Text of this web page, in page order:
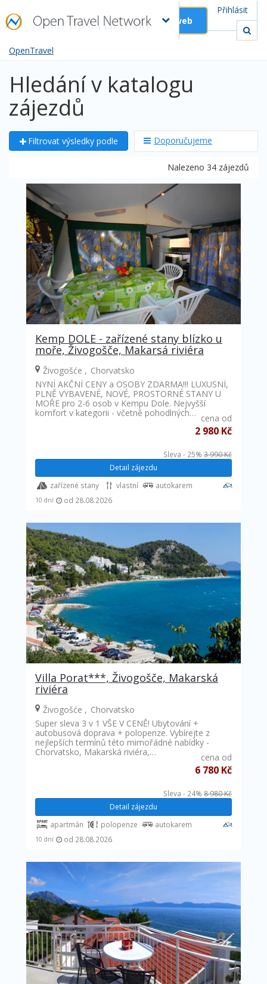
Přihlásit
Založit web
OpenTravel
Hledání v katalogu
zájezdů
Filtrovat výsledky podle Doporučujeme
Nalezeno 34 zájezdů
Kemp DOLE - zařízené stany blízko u
moře, Živogošče, Makarsá riviéra
Živogošće
Chorvatsko
NYNÍ AKČNÍ CENY a OSOBY ZDARMA!!! LUXUSNÍ,
PLNĚ VYBAVENÉ, NOVÉ, PROSTORNÉ STANY U
MOŘE pro 2-6 osob v Kempu Dole. Nejvyšší
komfort v kategorii - včetně pohodlných… cena od
2 980 Kč
Sleva - 25% 3 990 Kč
Detail zájezdu
zařízené stany vlastní
autokarem
od 28.08.2026
10 dní
Villa Porat***, Živogošče, Makarská
riviéra
Živogošće
Chorvatsko
Super sleva 3 v 1 VŠE V CENĚ! Ubytování +
autobusová doprava + polopenze. Vybírejte z
nejlepších termínů této mimořádné nabídky -
Chorvatsko, Makarská riviéra,…
cena od
6 780 Kč
Sleva - 24% 8 980 Kč
Detail zájezdu
apartmán polopenze
autokarem
od 28.08.2026
10 dní